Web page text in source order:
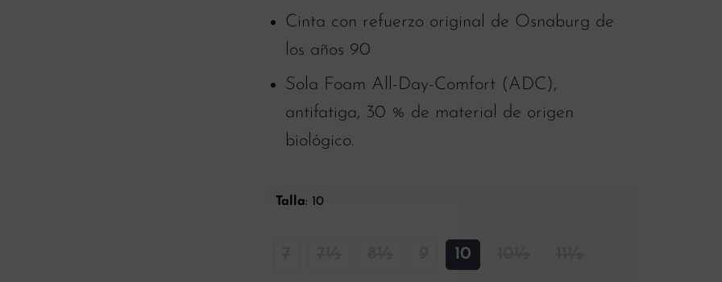
Cinta con refuerzo original de Osnaburg de
los años 90
Sola Foam All-Day-Comfort (ADC),
antifatiga, 30 % de material de origen
biológico.
Talla: 10
10